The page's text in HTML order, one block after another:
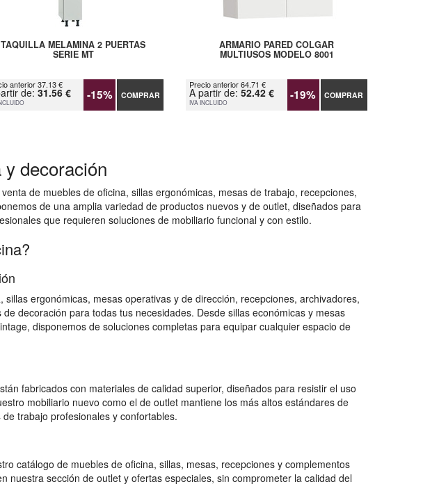
TAQUILLA MELAMINA 2 PUERTAS
SERIE MT
anterior 37.13 €
de: 31.56 € -15% COMPRAR
ARMARIO PARED COLGAR
MULTIUSOS MODELO 8001
Precio anterior 64.71 €
A partir de:52.42 €
IVA INCLUIDO -19% COMPRAR
decoración
de muebles de oficina, sillas ergonómicas, mesas de trabajo, recepciones,
de una amplia variedad de productos nuevos y de outlet, diseñados para
que requieren soluciones de mobiliario funcional y con estilo.
ergonómicas, mesas operativas y de dirección, recepciones, archivadores,
decoración para todas tus necesidades. Desde sillas económicas y mesas
disponemos de soluciones completas para equipar cualquier espacio de
fabricados con materiales de calidad superior, diseñados para resistir el uso
mobiliario nuevo como el de outlet mantiene los más altos estándares de
trabajo profesionales y confortables.
catálogo de muebles de oficina, sillas, mesas, recepciones y complementos
nuestra sección de outlet y ofertas especiales, sin comprometer la calidad del